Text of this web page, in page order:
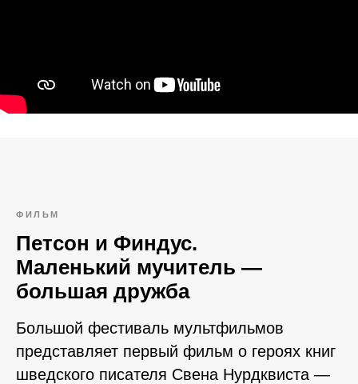
ФИЛЬМ
Петсон и Финдус.
Маленький мучитель —
большая дружба
Большой фестиваль мультфильмов
представляет первый фильм о героях книг
шведского писателя Свена Нурдквиста —